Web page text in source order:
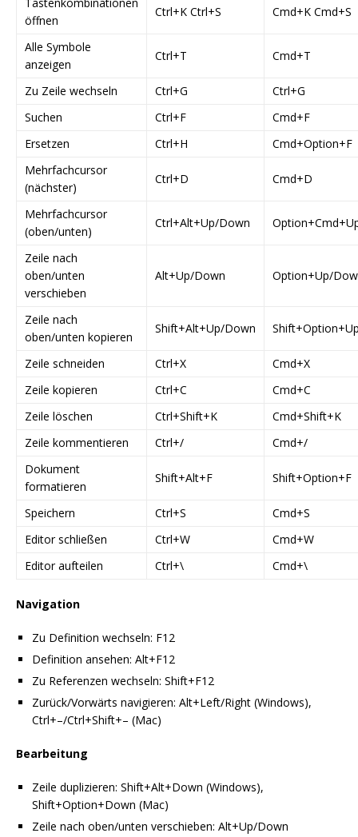
öffnen
Ctrl+K Ctrl+S Cmd+K Cmd+S
Alle Symbole
anzeigen
Ctrl+T Cmd+T
Zu Zeile wechseln Ctrl+G
Ctrl+G
Suchen
Ctrl+F
Cmd+F
Ersetzen
Ctrl+H
Cmd+Option+F
Mehrfachcursor
(nächster)
Ctrl+D Cmd+D
Mehrfachcursor
(oben/unten)
Ctrl+Alt+Up/Down
Zeile nach
oben/unten
verschieben
Alt+Up/Down Option+Up/
Zeile nach
oben/unten kopieren
Shift+Alt+Up/Down
Zeile schneiden Ctrl+X
Cmd+X
Zeile kopieren
Ctrl+C
Cmd+C
Zeile löschen
Ctrl+Shift+K
Cmd+Shift+K
Zeile kommentieren
Ctrl+/
Cmd+/
Dokument
formatieren
Shift+Alt+F Shift+Option+F
Speichern Ctrl+S
Cmd+S
Editor schließen
Ctrl+W
Cmd+W
Editor aufteilen
Ctrl+\ Cmd+\
Navigation
Zu Definition wechseln: F12
Definition ansehen: Alt+F12
Zu Referenzen wechseln: Shift+F12
Zurück/Vorwärts navigieren: Alt+Left/Right (Windows),
Ctrl+–/Ctrl+Shift+– (Mac)
Bearbeitung
Zeile duplizieren: Shift+Alt+Down (Windows),
Shift+Option+Down (Mac)
Zeile nach oben/unten verschieben: Alt+Up/Down